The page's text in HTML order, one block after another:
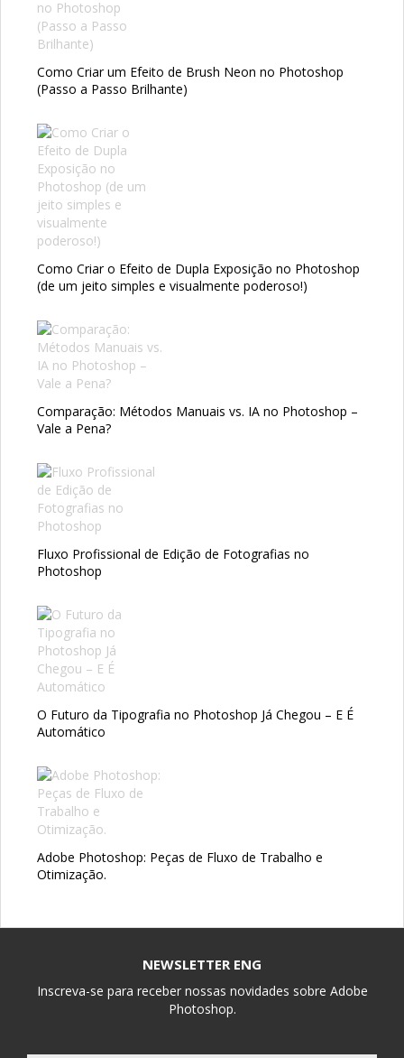
Como Criar um Efeito de Brush Neon no Photoshop
(Passo a Passo Brilhante)
Como Criar o Efeito de Dupla Exposição no Photoshop
(de um jeito simples e visualmente poderoso!)
Comparação: Métodos Manuais vs. IA no Photoshop –
Vale a Pena?
Fluxo Profissional de Edição de Fotografias no
Photoshop
O Futuro da Tipografia no Photoshop Já Chegou – E É
Automático
Adobe Photoshop: Peças de Fluxo de Trabalho e
Otimização.
NEWSLETTER ENG
Inscreva-se para receber nossas novidades sobre Adobe
Photoshop.